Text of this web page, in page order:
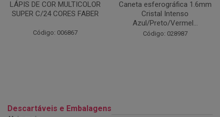
Caneta esferográfica 1.6mm
Cristal Intenso
Código: 028987
COLA EM BASTÃO 40G - LEO
& LEO
Código: 028164
Descartáveis e Embalagens